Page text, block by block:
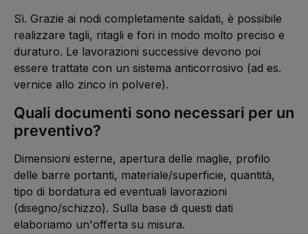
Sì. Grazie ai nodi completamente saldati, è possibile
realizzare tagli, ritagli e fori in modo molto preciso e
duraturo. Le lavorazioni successive devono poi
essere trattate con un sistema anticorrosivo (ad es.
vernice allo zinco in polvere).
Quali documenti sono necessari per un
preventivo?
Dimensioni esterne, apertura delle maglie, profilo
delle barre portanti, materiale/superficie, quantità,
tipo di bordatura ed eventuali lavorazioni
(disegno/schizzo). Sulla base di questi dati
elaboriamo un'offerta su misura.